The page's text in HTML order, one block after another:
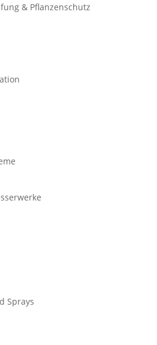
& Pflanzenschutz
Sprays